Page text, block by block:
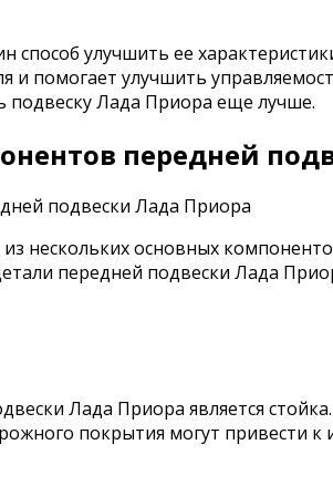
улучшить ее
и помогает улучшить
подвеску Лада Приора еще лучше.
передней
нескольких основных
передней подвески Лада
Лада Приора является
покрытия могут привести к